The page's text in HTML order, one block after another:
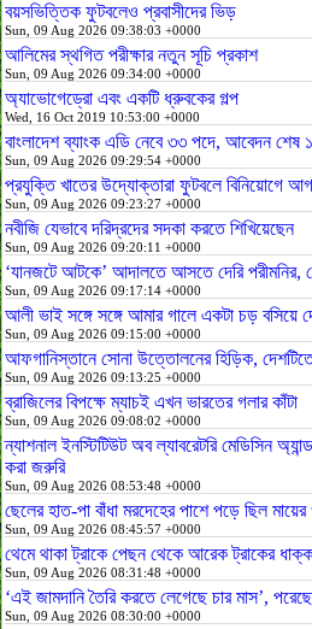
বয়সভিত্তিক ফুটবলেও প্রবাসীদের ভিড়
Sun, 09 Aug 2026 09:38:03 +0000
আলিমের স্থগিত পরীক্ষার নতুন সূচি প্রকাশ
Sun, 09 Aug 2026 09:34:00 +0000
অ্যাভোগেড্রো এবং একটি ধ্রুবকের গল্প
Wed, 16 Oct 2019 10:53:00 +0000
বাংলাদেশ ব্যাংক এডি নেবে ৩৩ পদে, আবেদন
Sun, 09 Aug 2026 09:29:54 +0000
প্রযুক্তি খাতের উদ্যোক্তারা ফুটবলে বিনিয়োগে
Sun, 09 Aug 2026 09:23:27 +0000
নবীজি যেভাবে দরিদ্রদের সদকা করতে শিখিয়েছেন
Sun, 09 Aug 2026 09:20:11 +0000
‘যানজটে আটকে’ আদালতে আসতে দেরি পরীমনির,
Sun, 09 Aug 2026 09:17:14 +0000
আলী ভাই সঙ্গে সঙ্গে আমার গালে একটা চড় বসিয়ে
Sun, 09 Aug 2026 09:15:00 +0000
আফগানিস্তানে সোনা উত্তোলনের হিড়িক,
Sun, 09 Aug 2026 09:13:25 +0000
ব্রাজিলের বিপক্ষে ম্যাচই এখন ভারতের গলার কাঁটা
Sun, 09 Aug 2026 09:08:02 +0000
ন্যাশনাল ইনস্টিটিউট অব ল্যাবরেটরি মেডিসিন
করা জরুরি
Sun, 09 Aug 2026 08:53:48 +0000
ছেলের হাত-পা বাঁধা মরদেহের পাশে পড়ে ছিল
Sun, 09 Aug 2026 08:45:57 +0000
থেমে থাকা ট্রাকে পেছন থেকে আরেক ট্রাকের
Sun, 09 Aug 2026 08:31:48 +0000
‘এই জামদানি তৈরি করতে লেগেছে চার মাস’,
Sun, 09 Aug 2026 08:30:00 +0000